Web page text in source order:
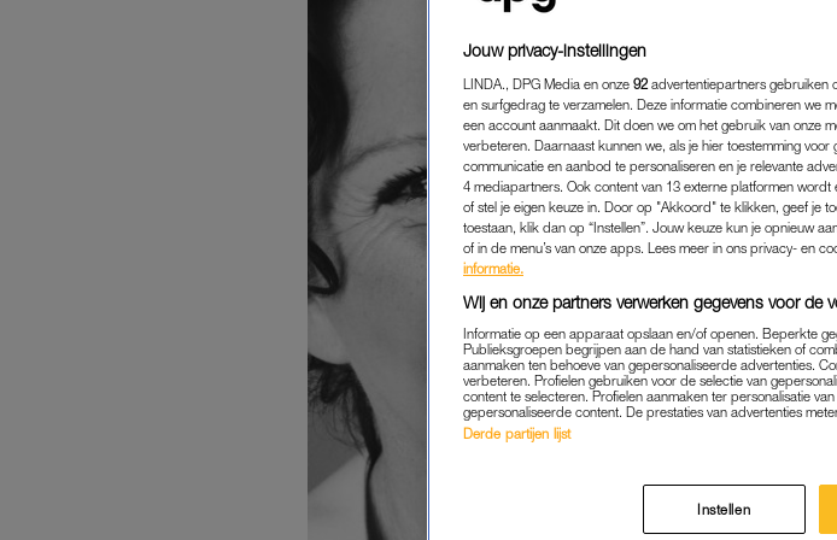
Jouw privacy-instellingen
LINDA., DPG Media en onze 92 advertentiepartners gebruiken
en surfgedrag te verzamelen. Deze informatie combineren we
een account aanmaakt. Dit doen we om het gebruik van onze
verbeteren. Daarnaast kunnen we, als je hier toestemming
communicatie en aanbod te personaliseren en je relevante
4 mediapartners. Ook content van 13 externe platformen
of stel je eigen keuze in. Door op "Akkoord" te klikken, geef je
toestaan, klik dan op “Instellen”. Jouw keuze kun je opnieuw
of in de menu’s van onze apps. Lees meer in ons privacy- en
informatie.
Wij en onze partners verwerken gegevens voor de
Informatie op een apparaat opslaan en/of openen. Beperkte
Publieksgroepen begrijpen aan de hand van statistieken of
aanmaken ten behoeve van gepersonaliseerde advertenties.
verbeteren. Profielen gebruiken voor de selectie van
content te selecteren. Profielen aanmaken ter personalisatie
gepersonaliseerde content. De prestaties van advertenties
Derde partijen lijst
Instellen